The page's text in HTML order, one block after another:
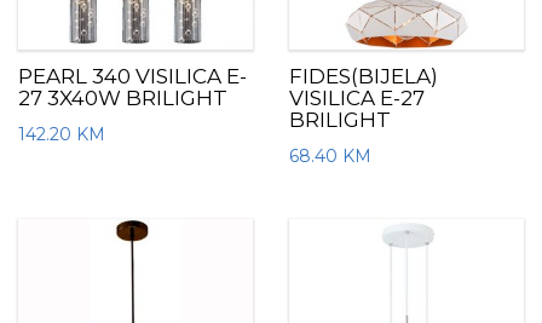
PEARL 340 VISILICA E-
27 3X40W BRILIGHT
142.20 KM
FIDES(BIJELA)
VISILICA E-27
BRILIGHT
68.40 KM